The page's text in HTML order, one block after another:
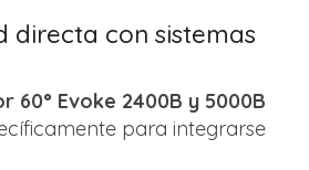
directa con sistemas
60° Evoke 2400B y 5000B
para integrarse